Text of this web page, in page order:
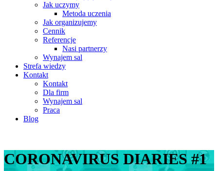
Jak uczymy
Metoda uczenia
Jak organizujemy
Cennik
Referencje
Nasi partnerzy
Wynajem sal
Strefa wiedzy
Kontakt
Kontakt
Dla firm
Wynajem sal
Praca
Blog
CORONAVIRUS DIARIES #1